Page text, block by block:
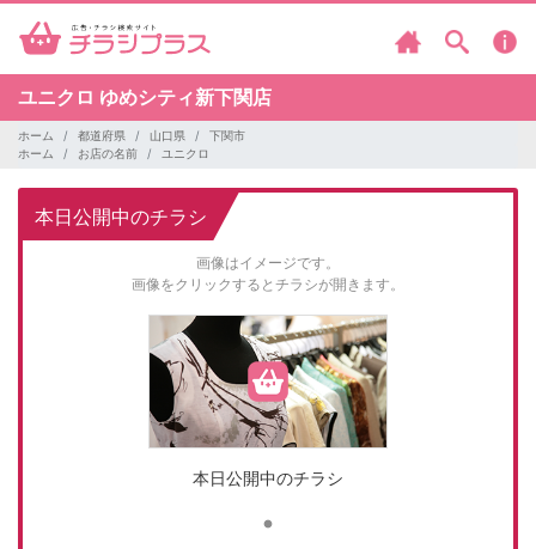
ユニクロ ゆめシティ新下関店
ホーム 都道府県 山口県
下関市
ホーム
お店の名前 ユニクロ
本日公開中のチラシ
画像はイメージです。
画像をクリックするとチラシが開きます。
本日公開中のチラシ